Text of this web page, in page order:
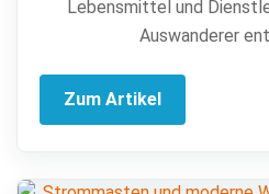
Lebensmittel und
Auswanderer
Zum Artikel